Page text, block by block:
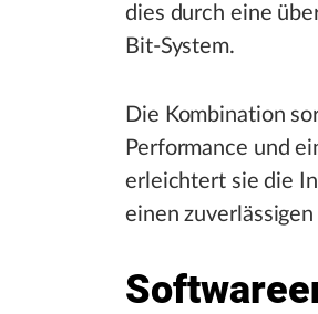
dies durch eine
Bit-System.
Die Kombination
Performance und
erleichtert sie die
einen